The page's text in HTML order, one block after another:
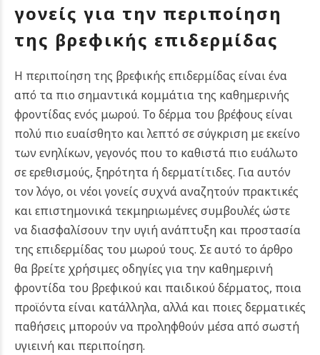
γονείς για την περιποίηση
της βρεφικής επιδερμίδας
Η περιποίηση της βρεφικής επιδερμίδας είναι ένα
από τα πιο σημαντικά κομμάτια της καθημερινής
φροντίδας ενός μωρού. Το δέρμα του βρέφους είναι
πολύ πιο ευαίσθητο και λεπτό σε σύγκριση με εκείνο
των ενηλίκων, γεγονός που το καθιστά πιο ευάλωτο
σε ερεθισμούς, ξηρότητα ή δερματίτιδες. Για αυτόν
τον λόγο, οι νέοι γονείς συχνά αναζητούν πρακτικές
και επιστημονικά τεκμηριωμένες συμβουλές ώστε
να διασφαλίσουν την υγιή ανάπτυξη και προστασία
της επιδερμίδας του μωρού τους. Σε αυτό το άρθρο
θα βρείτε χρήσιμες οδηγίες για την καθημερινή
φροντίδα του βρεφικού και παιδικού δέρματος, ποια
προϊόντα είναι κατάλληλα, αλλά και ποιες δερματικές
παθήσεις μπορούν να προληφθούν μέσα από σωστή
υγιεινή και περιποίηση.